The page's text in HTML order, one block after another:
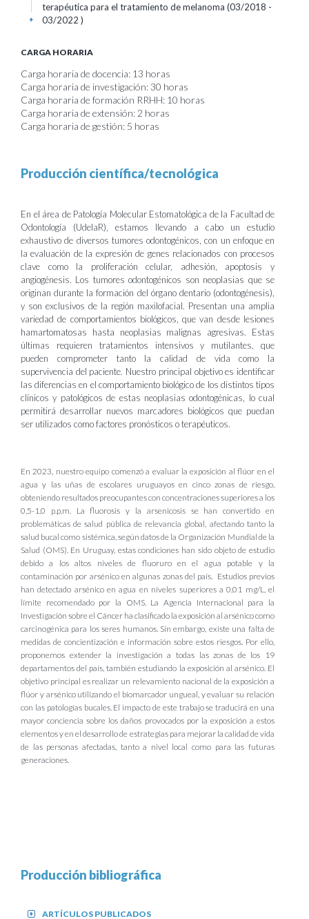
terapéutica para el tratamiento de melanoma (03/2018 -
03/2022 )
+
CARGA HORARIA
Carga horaria de docencia: 13 horas
Carga horaria de investigación: 30 horas
Carga horaria de formación RRHH: 10 horas
Carga horaria de extensión: 2 horas
Carga horaria de gestión: 5 horas
Producción científica/tecnológica
En el área de Patología Molecular Estomatológica de la Facultad de
Odontología (UdelaR), estamos llevando a cabo un estudio
exhaustivo de diversos tumores odontogénicos, con un enfoque en
la evaluación de la expresión de genes relacionados con procesos
clave como la proliferación celular, adhesión, apoptosis y
angiogénesis. Los tumores odontogénicos son neoplasias que se
originan durante la formación del órgano dentario (odontogénesis),
y son exclusivos de la región maxilofacial. Presentan una amplia
variedad de comportamientos biológicos, que van desde lesiones
hamartomatosas hasta neoplasias malignas agresivas. Estas
últimas requieren tratamientos intensivos y mutilantes, que
pueden comprometer tanto la calidad de vida como la
supervivencia del paciente. Nuestro principal objetivo es identificar
las diferencias en el comportamiento biológico de los distintos tipos
clínicos y patológicos de estas neoplasias odontogénicas, lo cual
permitirá desarrollar nuevos marcadores biológicos que puedan
ser utilizados como factores pronósticos o terapéuticos.
En 2023, nuestro equipo comenzó a evaluar la exposición al flúor en el
agua y las uñas de escolares uruguayos en cinco zonas de riesgo,
obteniendo resultados preocupantes con concentraciones superiores a los
0,5-1,0 p.p.m. La fluorosis y la arsenicosis se han convertido en
problemáticas de salud pública de relevancia global, afectando tanto la
salud bucal como sistémica, según datos de la Organización Mundial de la
Salud (OMS). En Uruguay, estas condiciones han sido objeto de estudio
debido a los altos niveles de fluoruro en el agua potable y la
contaminación por arsénico en algunas zonas del país. Estudios previos
han detectado arsénico en agua en niveles superiores a 0,01 mg/L, el
límite recomendado por la OMS. La Agencia Internacional para la
Investigación sobre el Cáncer ha clasificado la exposición al arsénico como
carcinogénica para los seres humanos. Sin embargo, existe una falta de
medidas de concientización e información sobre estos riesgos. Por ello,
proponemos extender la investigación a todas las zonas de los 19
departamentos del país, también estudiando la exposición al arsénico. El
objetivo principal es realizar un relevamiento nacional de la exposición a
flúor y arsénico utilizando el biomarcador ungueal, y evaluar su relación
con las patologías bucales. El impacto de este trabajo se traducirá en una
mayor conciencia sobre los daños provocados por la exposición a estos
elementos y en el desarrollo de estrategias para mejorar la calidad de vida
de las personas afectadas, tanto a nivel local como para las futuras
generaciones.
Producción bibliográfica
ARTÍCULOS PUBLICADOS
+